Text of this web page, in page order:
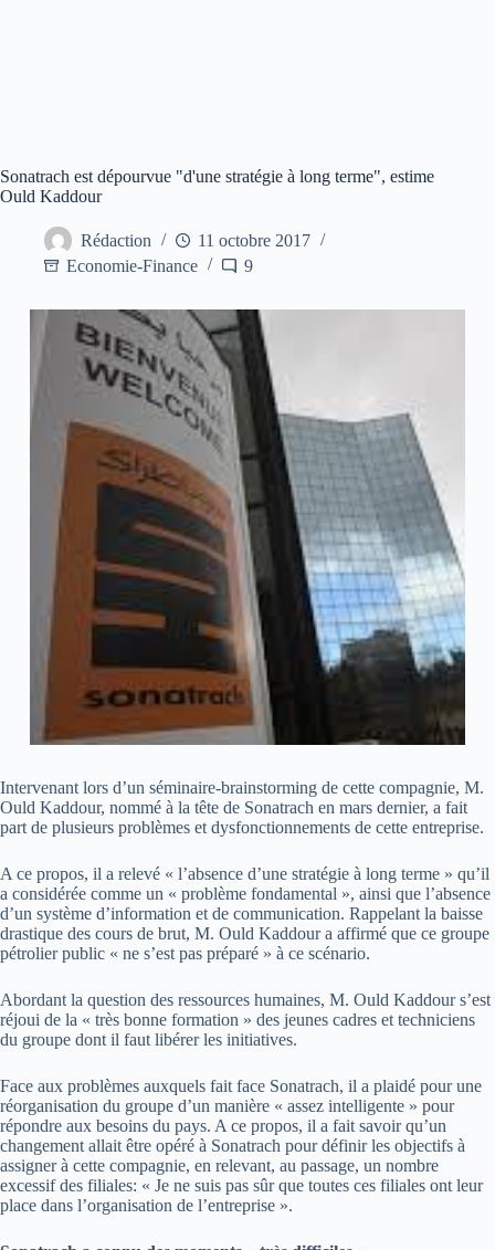
Sonatrach est dépourvue "d'une stratégie à long terme", estime
Ould Kaddour
Rédaction
11 octobre 2017
Economie-Finance
9
Intervenant lors d’un séminaire-brainstorming de cette compagnie, M.
Ould Kaddour, nommé à la tête de Sonatrach en mars dernier, a fait
part de plusieurs problèmes et dysfonctionnements de cette entreprise.
A ce propos, il a relevé « l’absence d’une stratégie à long terme » qu’il
a considérée comme un « problème fondamental », ainsi que l’absence
d’un système d’information et de communication. Rappelant la baisse
drastique des cours de brut, M. Ould Kaddour a affirmé que ce groupe
pétrolier public « ne s’est pas préparé » à ce scénario.
Abordant la question des ressources humaines, M. Ould Kaddour s’est
réjoui de la « très bonne formation » des jeunes cadres et techniciens
du groupe dont il faut libérer les initiatives.
Face aux problèmes auxquels fait face Sonatrach, il a plaidé pour une
réorganisation du groupe d’un manière « assez intelligente » pour
répondre aux besoins du pays. A ce propos, il a fait savoir qu’un
changement allait être opéré à Sonatrach pour définir les objectifs à
assigner à cette compagnie, en relevant, au passage, un nombre
excessif des filiales: « Je ne suis pas sûr que toutes ces filiales ont leur
place dans l’organisation de l’entreprise ».